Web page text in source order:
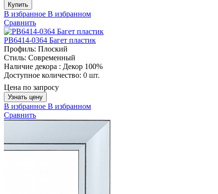
Купить
В избранное В избранном
Сравнить
PB6414-0364 Багет пластик
Профиль: Плоский
Стиль: Современный
Наличие декора : Декор 100%
Доступное количество: 0 шт.
Цена по запросу
Узнать цену
В избранное В избранном
Сравнить